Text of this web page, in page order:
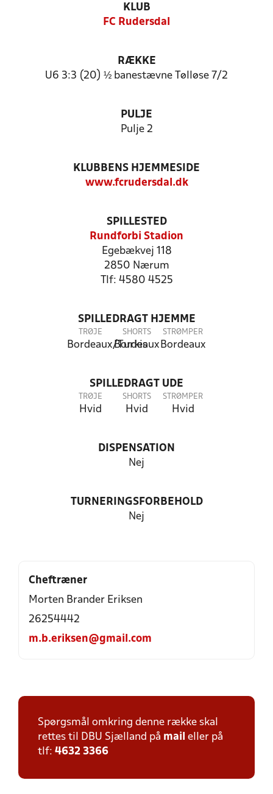
KLUB
FC Rudersdal
RÆKKE
U6 3:3 (20) ½ banestævne Tølløse 7/2
PULJE
Pulje 2
KLUBBENS HJEMMESIDE
www.fcrudersdal.dk
SPILLESTED
Rundforbi Stadion
Egebækvej 118
2850 Nærum
Tlf: 4580 4525
SPILLEDRAGT HJEMME
TRØJE
Bordeaux/Turkis
SHORTS
Bordeaux
STRØMPER
Bordeaux
SPILLEDRAGT UDE
TRØJE
Hvid
SHORTS
Hvid
STRØMPER
Hvid
DISPENSATION
Nej
TURNERINGSFORBEHOLD
Nej
Cheftræner
Morten Brander Eriksen
26254442
m.b.eriksen@gmail.com
Spørgsmål omkring denne række skal
rettes til DBU Sjælland på mail eller på
tlf: 4632 3366